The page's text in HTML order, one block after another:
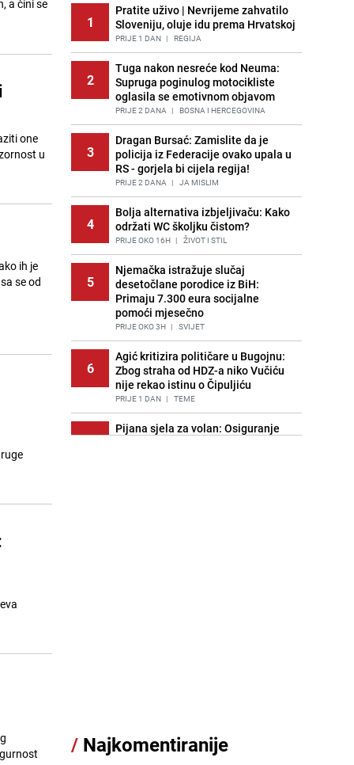
a čini se
one
u
ih je
se od
1
Pratite uživo | Nevrijeme zahvatilo
Sloveniju, oluje idu prema Hrvatskoj
PRIJE 1 DAN | REGIJA
2
Tuga nakon nesreće kod Neuma:
Supruga poginulog motocikliste
oglasila se emotivnom objavom
PRIJE 2 DANA | BOSNA I HERCEGOVINA
3
Dragan Bursać: Zamislite da je
policija iz Federacije ovako upala u
RS - gorjela bi cijela regija!
PRIJE 2 DANA | JA MISLIM
4
Bolja alternativa izbjeljivaču: Kako
održati WC školjku čistom?
PRIJE OKO 16H | ŽIVOT I STIL
5
Njemačka istražuje slučaj
desetočlane porodice iz BiH:
Primaju 7.300 eura socijalne
pomoći mjesečno
PRIJE OKO 3H | SVIJET
6
Agić kritizira političare u Bugojnu:
Zbog straha od HDZ-a niko Vučiću
nije rekao istinu o Čipuljiću
PRIJE 1 DAN | TEME
7
Pijana sjela za volan: Osiguranje
jednostavan desert bez imalo muke
/ Najkomentiranije